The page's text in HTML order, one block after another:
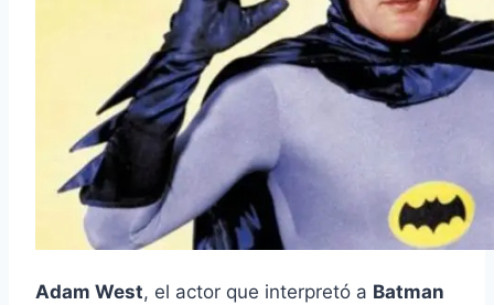
Adam West, el actor que interpretó a Batman